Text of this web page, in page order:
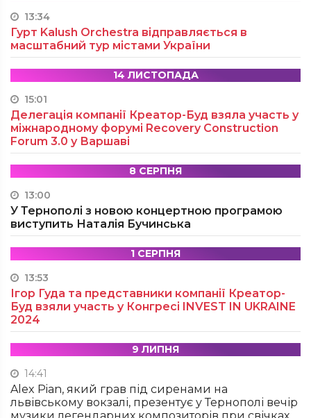
13:34
Гурт Kalush Orchestra відправляється в
масштабний тур містами України
14 ЛИСТОПАДА
15:01
Делегація компанії Креатор-Буд взяла участь у
міжнародному форумі Recovery Construction
Forum 3.0 у Варшаві
8 СЕРПНЯ
13:00
У Тернополі з новою концертною програмою
виступить Наталія Бучинська
1 СЕРПНЯ
13:53
Ігор Гуда та представники компанії Креатор-
Буд взяли участь у Конгресі INVEST IN UKRAINE
2024
9 ЛИПНЯ
14:41
Alex Pian, який грав під сиренами на
львівському вокзалі, презентує у Тернополі вечір